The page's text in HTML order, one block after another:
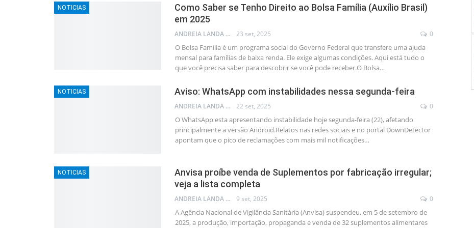
NOTICIAS
Como Saber se Tenho Direito ao Bolsa Família (Auxílio Brasil)
em 2025
ANDREIA LANDA PANDIM 23 set, 2025 0
O Bolsa Família é um programa social do Governo Federal que transfere uma ajuda
mensal para famílias de baixa renda. Ele exige algumas condições. Aqui está tudo o
que você precisa saber para descobrir se você pode receber.O Bolsa…
NOTICIAS Aviso: WhatsApp com instabilidades nessa segunda-feira
ANDREIA LANDA PANDIM 22 set, 2025 0
O WhatsApp esta apresentando instabilidade hoje segunda-feira (22), afetando
principalmente a versão Android.Relatos nas redes sociais e no portal DownDetector
apontam que o pico de reclamações com mais mil notificações…
NOTICIAS
Anvisa proíbe venda de Suplementos por fabricação irregular;
veja a lista completa
ANDREIA LANDA PANDIM 9 set, 2025 0
A Agência Nacional de Vigilância Sanitária (Anvisa) suspendeu, em 5 de setembro de
2025, a produção, importação, propaganda e venda de 32 suplementos alimentares